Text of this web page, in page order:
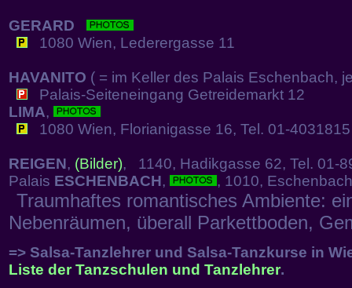
GERARD
1080 Wien, Lederergasse 11
HAVANITO ( = im Keller des Palais Eschenbach,
Palais-Seiteneingang Getreidemarkt 12
LIMA,
1080 Wien, Florianigasse 16, Tel. 01-4031815
REIGEN, (Bilder), 1140, Hadikgasse 62, Tel. 01-
Palais ESCHENBACH, , 1010,
Traumhaftes romantisches Ambiente:
Nebenräumen, überall Parkettboden,
=> Salsa-Tanzlehrer und Salsa-Tanzkurse in
Liste der Tanzschulen und Tanzlehrer.